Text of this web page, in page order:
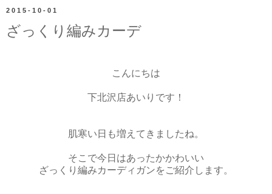
2015-10-01
ざっくり編みカーデ
こんにちは
下北沢店あいりです！
肌寒い日も増えてきましたね。
そこで今日はあったかかわいい
ざっくり編みカーディガンをご紹介します。